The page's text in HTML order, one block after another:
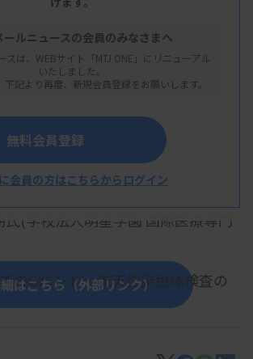
色体検査の基礎が身につく
聞けない分子生物学 ～細胞周期、
校法人明星学園 国際医療専門
のGバンド〜先天性染色体検査の
はこちら（外部リンク）
ールニュースの会員のみなさまへ
スは、WEBサイト「MTJ ONE」にリニューアル
いたしました。
下記より再度、新規会員登録をお願いします。
無料会員登録
会員の方はこちらからログイン